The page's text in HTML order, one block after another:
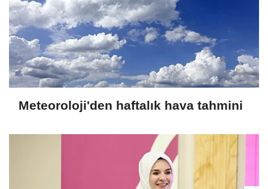
Meteoroloji'den haftalık hava tahmini